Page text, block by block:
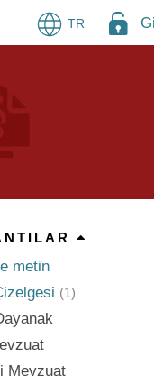
TR
metin
(1)
Mevzuat